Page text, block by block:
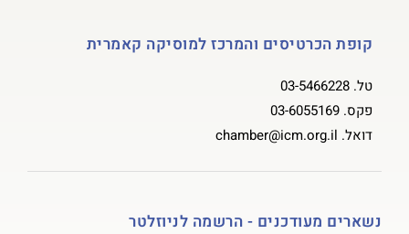
קופת הכרטיסים והמרכז למוסיקה קאמרית
טל. 03-5466228
פקס. 03-6055169
דואל. chamber@icm.org.il
נשארים מעודכנים - הרשמה לניוזלטר